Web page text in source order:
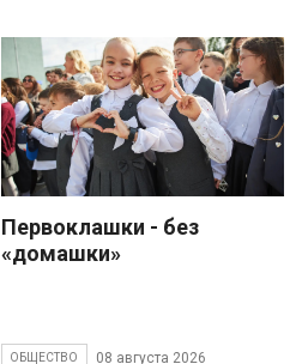
Первоклашки - без
«домашки»
ОБЩЕСТВО 08 августа 2026